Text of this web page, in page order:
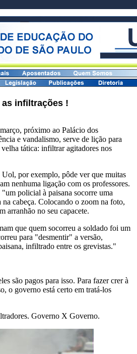
infiltrações !
próximo ao Palácio dos
e vandalismo, serve de lição para
tática: infiltrar agitadores nos
Uol, por exemplo, pôde ver que muitas
nenhuma ligação com os professores.
policial à paisana socorre uma
cabeça. Colocando o zoom na foto,
arranhão no seu capacete.
que quem socorreu a soldado foi um
para "desmentir" a versão,
infiltrado entre os grevistas."
são pagos para isso. Para fazer crer à
o governo está certo em tratá-los
Governo X Governo.